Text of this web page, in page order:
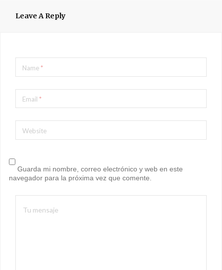
Leave A Reply
Name*
Email *
Website
Guarda mi nombre, correo electrónico y web en este
navegador para la próxima vez que comente.